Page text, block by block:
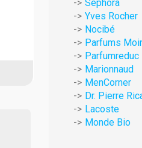
Sephora
Yves Rocher
Nocibé
Parfums
Parfumreduc
Marionnaud
MenCorner
Dr. Pierre
Lacoste
Monde Bio